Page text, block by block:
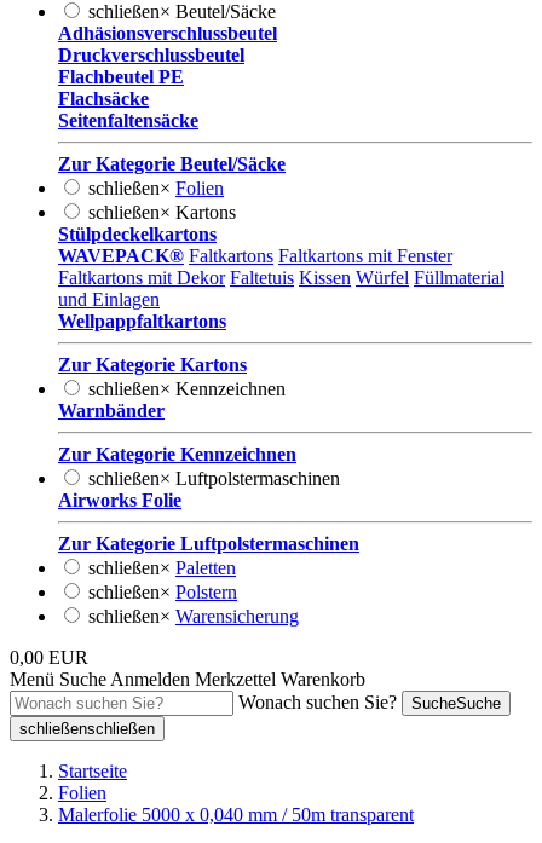
schließen× Beutel/Säcke
Adhäsionsverschlussbeutel
Druckverschlussbeutel
Flachbeutel PE
Flachsäcke
Seitenfaltensäcke
Zur Kategorie Beutel/Säcke
schließen× Folien
schließen× Kartons
Stülpdeckelkartons
WAVEPACK® Faltkartons Faltkartons mit Fenster
Faltkartons mit Dekor Faltetuis Kissen Würfel Füllmaterial
und Einlagen
Wellpappfaltkartons
Zur Kategorie Kartons
schließen× Kennzeichnen
Warnbänder
Zur Kategorie Kennzeichnen
schließen× Luftpolstermaschinen
Airworks Folie
Zur Kategorie Luftpolstermaschinen
schließen× Paletten
schließen× Polstern
schließen× Warensicherung
0,00 EUR
Menü Suche Anmelden Merkzettel Warenkorb
Wonach suchen Sie?
SucheSuche
schließenschließen
Startseite
Folien
Malerfolie 5000 x 0,040 mm / 50m transparent